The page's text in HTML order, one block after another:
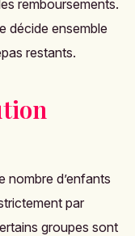
remboursements.
décide ensemble
restants.
nombre d’enfants
par
groupes sont